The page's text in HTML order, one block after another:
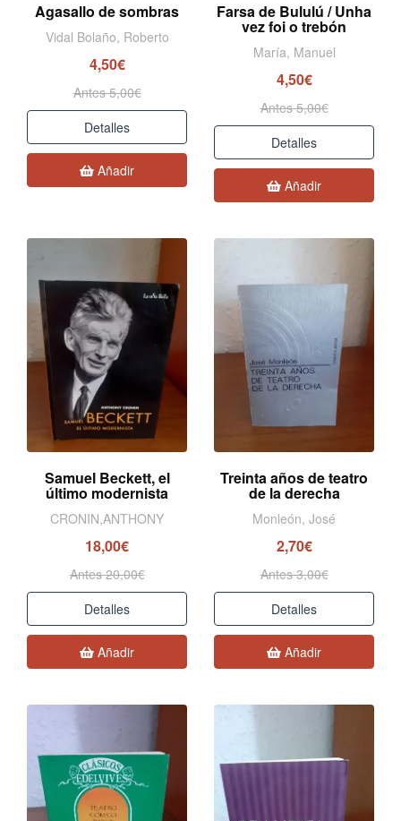
Agasallo de sombras
Vidal Bolaño, Roberto
4,50€
Antes 5,00€
Detalles
Añadir
Farsa de Bululú / Unha
vez foi o trebón
María, Manuel
4,50€
Antes 5,00€
Detalles
Añadir
Samuel Beckett, el
último modernista
CRONIN,ANTHONY
18,00€
Antes 20,00€
Detalles
Añadir
Treinta años de teatro
de la derecha
Monleón, José
2,70€
Antes 3,00€
Detalles
Añadir